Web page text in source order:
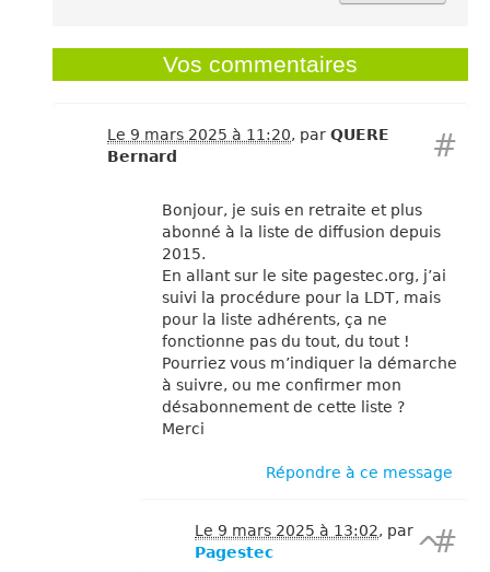
Vos commentaires
#
Le 9 mars 2025 à 11:20, par QUERE
Bernard
Bonjour, je suis en retraite et plus
abonné à la liste de diffusion depuis
2015.
En allant sur le site pagestec.org, j’ai
suivi la procédure pour la LDT, mais
pour la liste adhérents, ça ne
fonctionne pas du tout, du tout !
Pourriez vous m’indiquer la démarche
à suivre, ou me confirmer mon
désabonnement de cette liste ?
Merci
Répondre à ce message
#
^
Le 9 mars 2025 à 13:02, par
Pagestec